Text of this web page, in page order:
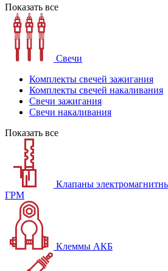
Показать все
Свечи
Комплекты свечей зажигания
Комплекты свечей накаливания
Свечи зажигания
Свечи накаливания
Показать все
Клапаны
ГРМ
Клеммы АКБ